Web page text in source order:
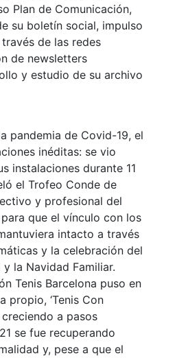
Plan de Comunicación,
su boletín social, impulso
de las redes
de newsletters
y estudio de su archivo
pandemia de Covid-19, el
inéditas: se vio
instalaciones durante 11
el Trofeo Conde de
y profesional del
que el vínculo con los
intacto a través
y la celebración del
la Navidad Familiar.
Tenis Barcelona puso en
propio, ‘Tenis Con
creciendo a pasos
se fue recuperando
y, pese a que el